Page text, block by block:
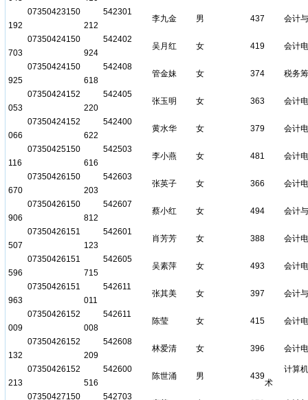
07350423150
192
542301
212
李九金 男 437 会计
07350424150
703
542402
924
吴月红 女 419 会计
07350424150
925
542408
618
管金妹 女 374 税务
07350424152
053
542405
220
张玉明 女 363 会计
07350424152
066
542400
622
黄水华 女 379 会计
07350425150
116
542503
616
李小燕 女 481 会计
07350426150
670
542603
203
张英子 女 366 会计
07350426150
906
542607
812
蔡小红 女 494 会计
07350426151
507
542601
123
肖芳芳 女 388 会计
07350426151
596
542605
715
吴素萍 女 493 会计
07350426151
963
542611
011
张其美 女 397 会计
07350426152
009
542611
008
陈莹 女 415 会计
07350426152
132
542608
209
林爱清 女 396 会计
07350426152
213
542600
516
陈世涌 男 439
计算
术
07350427150
542703